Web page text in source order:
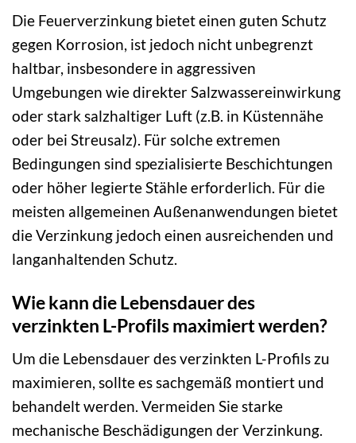
Die Feuerverzinkung bietet einen guten Schutz
gegen Korrosion, ist jedoch nicht unbegrenzt
haltbar, insbesondere in aggressiven
Umgebungen wie direkter Salzwassereinwirkung
oder stark salzhaltiger Luft (z.B. in Küstennähe
oder bei Streusalz). Für solche extremen
Bedingungen sind spezialisierte Beschichtungen
oder höher legierte Stähle erforderlich. Für die
meisten allgemeinen Außenanwendungen bietet
die Verzinkung jedoch einen ausreichenden und
langanhaltenden Schutz.
Wie kann die Lebensdauer des
verzinkten L-Profils maximiert werden?
Um die Lebensdauer des verzinkten L-Profils zu
maximieren, sollte es sachgemäß montiert und
behandelt werden. Vermeiden Sie starke
mechanische Beschädigungen der Verzinkung.